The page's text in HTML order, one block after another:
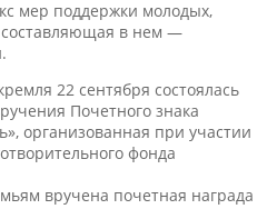
мер поддержки молодых,
в нем —
22 сентября состоялась
Почетного знака
организованная при участии
фонда
вручена почетная награда